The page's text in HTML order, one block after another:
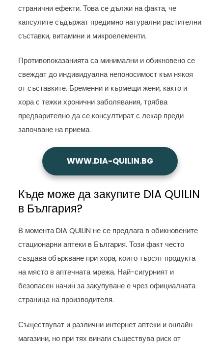
странични ефекти. Това се дължи на факта, че
капсулите съдържат предимно натурални растителни
съставки, витамини и микроелементи.
Противопоказанията са минимални и обикновено се
свеждат до индивидуална непоносимост към някоя
от съставките. Бременни и кърмещи жени, както и
хора с тежки хронични заболявания, трябва
предварително да се консултират с лекар преди
започване на приема.
WWW.DIA-QUILIN.BG
Къде може да закупите DIA QUILIN
в България?
В момента DIA QUILIN не се предлага в обикновените
стационарни аптеки в България. Този факт често
създава объркване при хора, които търсят продукта
на място в аптечната мрежа. Най-сигурният и
безопасен начин за закупуване е чрез официалната
страница на производителя.
Съществуват и различни интернет аптеки и онлайн
магазини, но при тях винаги съществува риск от